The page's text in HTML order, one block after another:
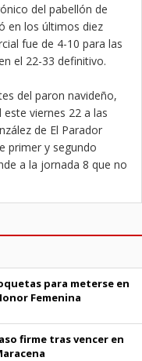
del pabellón de
en los últimos diez
fue de 4-10 para las
el 22-33 definitivo.
del paron navideño,
viernes 22 a las
de El Parador
primer y segundo
a la jornada 8 que no
para meterse en
Femenina
firme tras vencer en